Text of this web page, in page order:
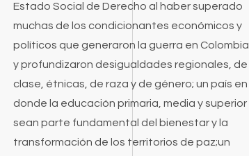
Estado Social de Derecho al haber superado
muchas de los condicionantes económicos y
políticos que generaron la guerra en Colombia
y profundizaron desigualdades regionales, de
clase, étnicas, de raza y de género; un país en
donde la educación primaria, media y superior
sean parte fundamental del bienestar y la
transformación de los territorios de paz;un